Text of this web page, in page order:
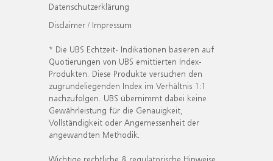
Datenschutzerklärung
Disclaimer / Impressum
* Die UBS Echtzeit- Indikationen basieren auf
Quotierungen von UBS emittierten Index-
Produkten. Diese Produkte versuchen den
zugrundeliegenden Index im Verhältnis 1:1
nachzufolgen. UBS übernimmt dabei keine
Gewährleistung für die Genauigkeit,
Vollständigkeit oder Angemessenheit der
angewandten Methodik.